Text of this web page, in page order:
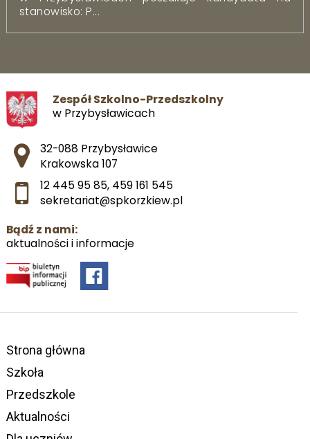
stanowisko: P...
Zespół Szkolno-Przedszkolny
w Przybysławicach
Adres pocztowy:
32-088 Przybysławice
Krakowska 107
12 445 95 85, 459 161 545
sekretariat@spkorzkiew.pl
Bądź z nami:
aktualności i informacje
Strona główna
Szkoła
Przedszkole
Aktualności